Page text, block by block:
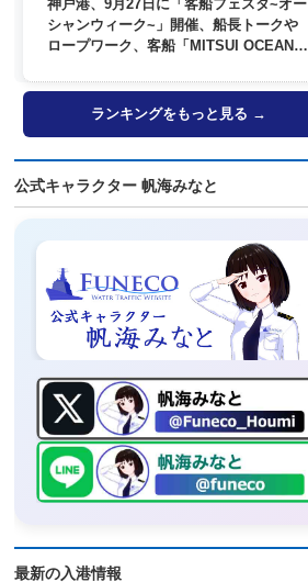
神戸港、9月27日に「客船フェスタ~オー
シャンウィーク~」開催、船長トークや
ロープワーク、客船「MITSUI OCEAN
ランキングをもっと見る →
公式キャラクター 帆海みなと
最新の入港情報